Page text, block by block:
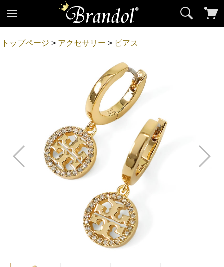
トップページ > アクセサリー > ピアス